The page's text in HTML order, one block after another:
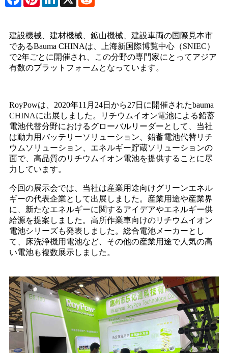
建設機械、建材機械、鉱山機械、建設車両の国際見本市
であるBauma CHINAは、上海新国際博覧中心（SNIEC）
で2年ごとに開催され、この分野の専門家にとってアジア
有数のプラットフォームとなっています。
RoyPowは、2020年11月24日から27日に開催されたbauma
CHINAに出展しました。リチウムイオン電池による鉛蓄
電池代替分野におけるグローバルリーダーとして、当社
は動力用バッテリーソリューション、鉛蓄電池代替リチ
ウムソリューション、エネルギー貯蔵ソリューションの
面で、高品質のリチウムイオン電池を提供することに尽
力しています。
今回の展示会では、当社は産業用途向けグリーンエネル
ギーの代表企業として出展しました。産業用途や産業界
に、新たなエネルギーに関するアイデアやエネルギー供
給源を提案しました。高所作業車向けのリチウムイオン
電池シリーズも発表しました。総合電池メーカーとし
て、床洗浄機用電池など、その他の産業用途で人気の高
い電池も複数展示しました。